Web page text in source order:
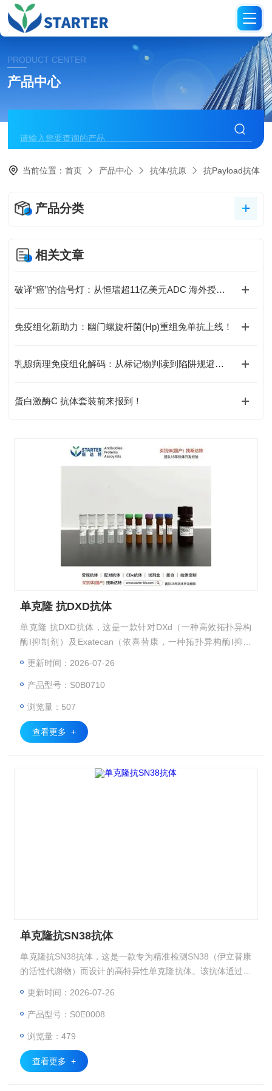
PRODUCT CENTER
产品中心
当前位置：首页 产品中心 抗体/抗原 抗Payload抗体
产品分类
相关文章
破译“癌”的信号灯：从恒瑞超11亿美元ADC 海外授权重看经典靶点HER2
免疫组化新助力：幽门螺旋杆菌(Hp)重组兔单抗上线！
乳腺病理免疫组化解码：从标记物判读到陷阱规避全指南
蛋白激酶C 抗体套装前来报到！
单克隆 抗DXD抗体
单克隆 抗DXD抗体，这是一款针对DXd（一种高效拓扑异构
酶I抑制剂）及Exatecan（依喜替康，一种拓扑异构酶I抑制
的关键载荷，在肿瘤中展现出巨大的潜力。
更新时间：2026-07-26
产品型号：S0B0710
浏览量：507
查看更多 +
单克隆抗SN38抗体
单克隆抗SN38抗体，这是一款专为精准检测SN38（伊立替康
的活性代谢物）而设计的高特异性单克隆抗体。该抗体通过精
发及临床监测领域的重要工具。
更新时间：2026-07-26
产品型号：S0E0008
浏览量：479
查看更多 +